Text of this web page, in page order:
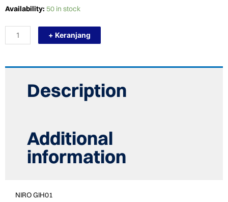
Availability: 50 in stock
TERMURAH
NIRO
GRANITE
30
+ Keranjang
Description
Additional
information
NIRO GIH01